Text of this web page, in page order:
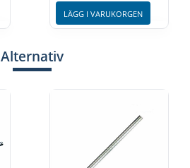
LÄGG I VARUKORGEN
Alternativ